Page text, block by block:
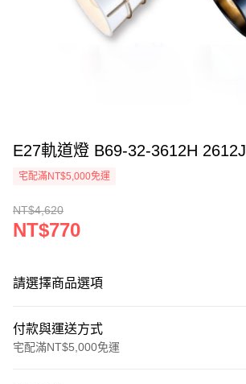
E27軌道燈 B69-32-3612H 2612J
宅配滿NT$5,000免運
NT$4,620
NT$770
請選擇商品選項
付款與運送方式
宅配滿NT$5,000免運